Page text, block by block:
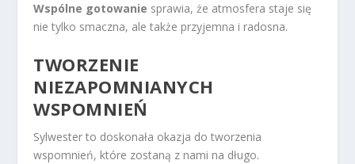
Wspólne gotowanie sprawia, że atmosfera staje się
nie tylko smaczna, ale także przyjemna i radosna.
TWORZENIE
NIEZAPOMNIANYCH
WSPOMNIEŃ
Sylwester to doskonała okazja do tworzenia
wspomnień, które zostaną z nami na długo.